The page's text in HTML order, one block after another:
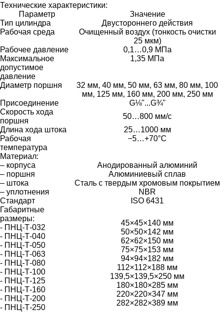
Технические характеристики:
Параметр
Значение
Тип цилиндра
Двустороннего действия
Рабочая среда
Очищенный воздух (тонкость очистки
25 мкм)
Рабочее давление
0,1…0,9 МПа
Максимальное
допустимое
давление
1,35 МПа
Диаметр поршня
32 мм, 40 мм, 50 мм, 63 мм, 80 мм, 100
мм, 125 мм, 160 мм, 200 мм, 250 мм
Присоединение
G⅛"...G¾"
Скорость хода
поршня
50…800 мм/с
Длина хода штока
25…1000 мм
Рабочая
температура
−5…+70°C
Материал:
– корпуса
– поршня
– штока
– уплотнения
Анодированный алюминий
Алюминиевый сплав
Сталь с твердым хромовым покрытием
NBR
Стандарт
ISO 6431
Габаритные
размеры:
- ПНЦ-Т-032
- ПНЦ-Т-040
- ПНЦ-Т-050
- ПНЦ-Т-063
- ПНЦ-Т-080
- ПНЦ-Т-100
- ПНЦ-Т-125
- ПНЦ-Т-160
- ПНЦ-Т-200
- ПНЦ-Т-250
45×45×140 мм
50×50×142 мм
62×62×150 мм
75×75×153 мм
94×94×182 мм
112×112×188 мм
139,5×139,5×250 мм
180×180×285 мм
220×220×347 мм
282×282×389 мм